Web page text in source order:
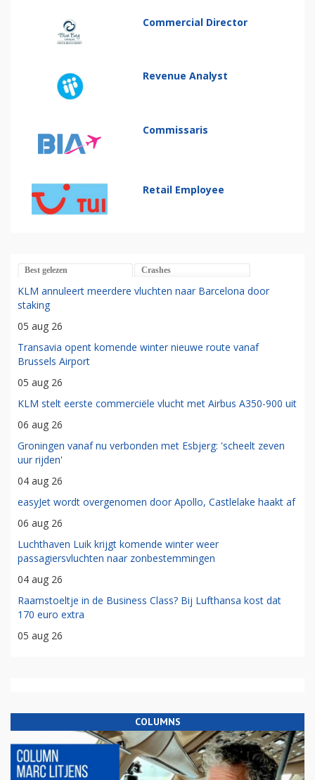
Commercial Director
Revenue Analyst
Commissaris
Retail Employee
Best gelezen Crashes
KLM annuleert meerdere vluchten naar Barcelona door
staking
05 aug 26
Transavia opent komende winter nieuwe route vanaf
Brussels Airport
05 aug 26
KLM stelt eerste commerciële vlucht met Airbus A350-900 uit
06 aug 26
Groningen vanaf nu verbonden met Esbjerg: 'scheelt zeven
uur rijden'
04 aug 26
easyJet wordt overgenomen door Apollo, Castlelake haakt af
06 aug 26
Luchthaven Luik krijgt komende winter weer
passagiersvluchten naar zonbestemmingen
04 aug 26
Raamstoeltje in de Business Class? Bij Lufthansa kost dat
170 euro extra
05 aug 26
COLUMNS